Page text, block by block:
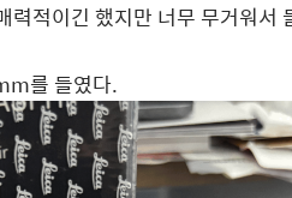
적이긴 했지만 너무 무거워서
를 들였다.